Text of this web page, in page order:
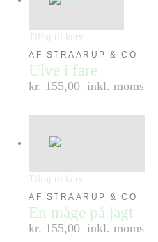
Tilføj til kurv
AF STRAARUP & CO
Ulve i fare
kr. 155,00 inkl. moms
Tilføj til kurv
AF STRAARUP & CO
En måge på jagt
kr. 155,00 inkl. moms